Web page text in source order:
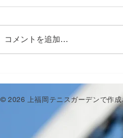
コメントを追加…
© 2026 上福岡テニスガーデンで作